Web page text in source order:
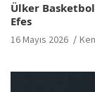
Ülker
Efes
16 Mayıs 2026